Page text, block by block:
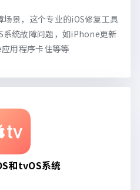
景，这个专业的iOS修复工具
系统故障问题，如iPhone更新
用程序卡住等等
和tvOS系统